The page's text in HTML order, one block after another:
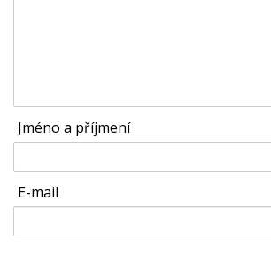
Jméno a příjmení
E-mail